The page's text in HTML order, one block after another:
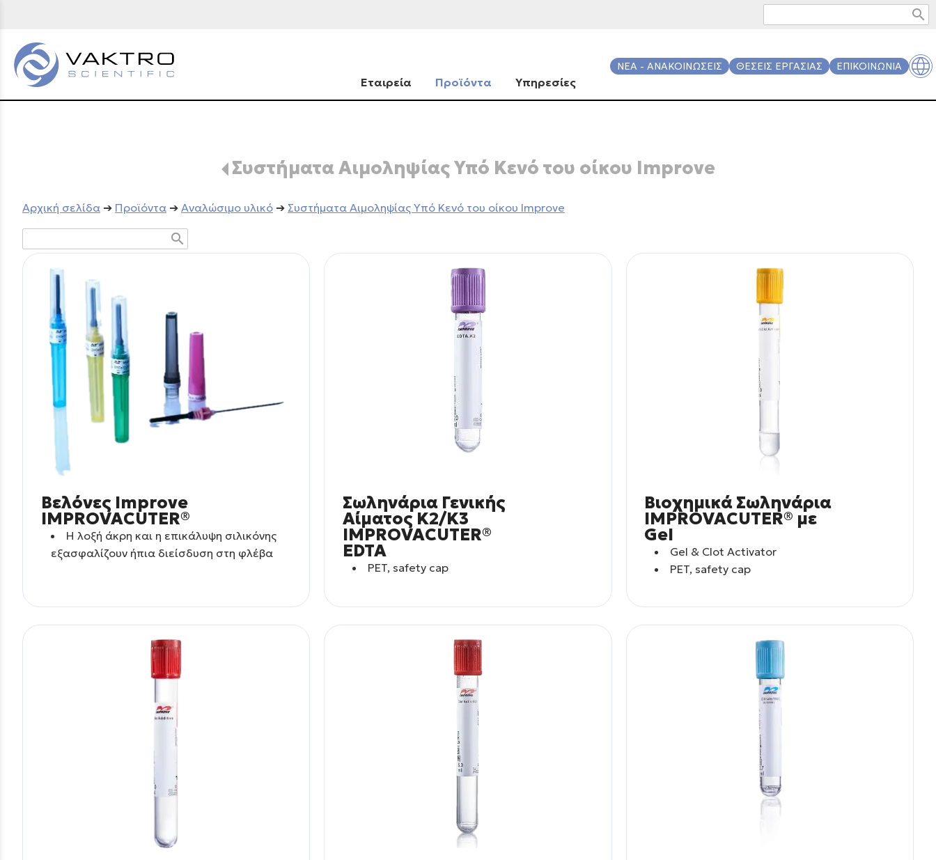
search
ΝΕΑ - ΑΝΑΚΟΙΝΩΣΕΙΣ ΘΕΣΕΙΣ ΕΡΓΑΣΙΑΣ ΕΠΙΚΟΙΝΩΝΙΑ
Εταιρεία Προϊόντα Υπηρεσίες
Συστήματα Αιμοληψίας Υπό Κενό του οίκου Improve
Aρχική σελίδα ➔ Προϊόντα ➔ Αναλώσιμο υλικό ➔ Συστήματα Αιμοληψίας Υπό Κενό του οίκου Improve
search
Βελόνες Improve
IMPROVACUTER®
Η λοξή άκρη και η επικάλυψη σιλικόνης
εξασφαλίζουν ήπια διείσδυση στη φλέβα
Σωληνάρια Γενικής
Αίματος Κ2/Κ3
IMPROVACUTER®
EDTA
PET, safety cap
Βιοχημικά Σωληνάρια
IMPROVACUTER® με
Gel
Gel & Clot Activator
PET, safety cap